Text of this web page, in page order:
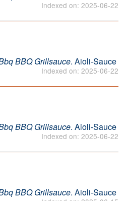
Indexed on: 2025-06-22
BBQ Grillsauce. Aioli-Sauce
Indexed on: 2025-06-22
BBQ Grillsauce. Aioli-Sauce
Indexed on: 2025-06-22
BBQ Grillsauce. Aioli-Sauce